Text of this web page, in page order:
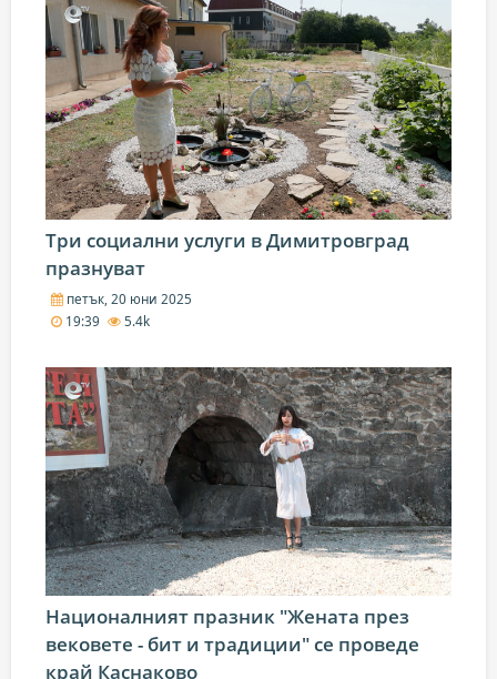
Три социални услуги в Димитровград
празнуват
петък, 20 юни 2025
19:39
5.4k
Националният празник "Жената през
вековете - бит и традиции" се проведе
край Каснаково